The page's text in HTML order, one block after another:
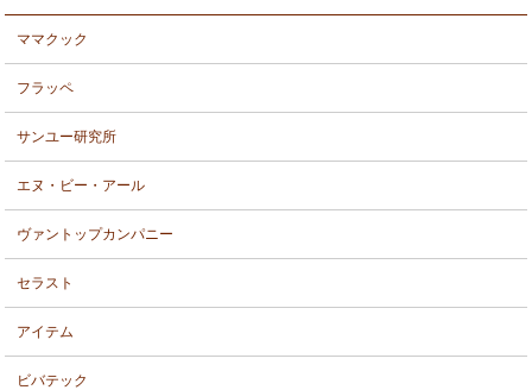
ママクック
フラッペ
サンユー研究所
エヌ・ビー・アール
ヴァントップカンパニー
セラスト
アイテム
ビバテック